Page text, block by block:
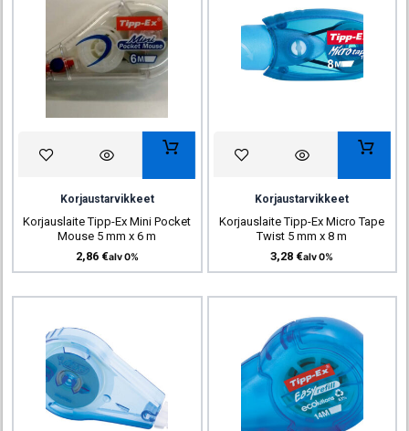
Korjaustarvikkeet
Korjauslaite Tipp-Ex Mini Pocket
Mouse 5 mm x 6 m
2,86 €alv 0%
Korjaustarvikkeet
Korjauslaite Tipp-Ex Micro Tape
Twist 5 mm x 8 m
3,28 €alv 0%